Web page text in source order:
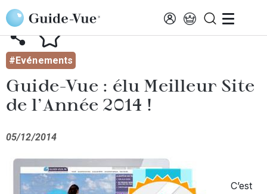
Aller au contenu principal
AFFICHER TOUTES LES ACTUALITÉS
#Evénements
Guide-Vue : élu Meilleur Site
de l'Année 2014 !
05/12/2014
C’est